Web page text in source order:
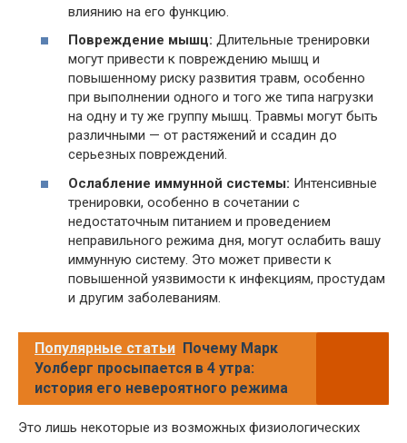
влиянию на его функцию.
Повреждение мышц: Длительные тренировки
могут привести к повреждению мышц и
повышенному риску развития травм, особенно
при выполнении одного и того же типа нагрузки
на одну и ту же группу мышц. Травмы могут быть
различными — от растяжений и ссадин до
серьезных повреждений.
Ослабление иммунной системы: Интенсивные
тренировки, особенно в сочетании с
недостаточным питанием и проведением
неправильного режима дня, могут ослабить вашу
иммунную систему. Это может привести к
повышенной уязвимости к инфекциям, простудам
и другим заболеваниям.
Популярные статьи Почему Марк
Уолберг просыпается в 4 утра:
история его невероятного режима
Это лишь некоторые из возможных физиологических